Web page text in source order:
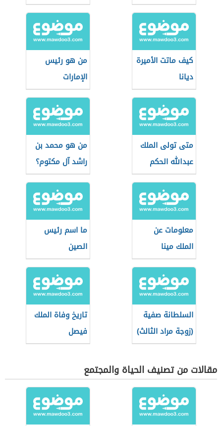
كيف ماتت الأميرة
ديانا
من هو رئيس
الإمارات
متى تولى الملك
عبدالله الحكم
من هو محمد بن
راشد آل مكتوم؟
معلومات عن
الملك مينا
ما اسم رئيس
الصين
السلطانة صفية
(زوجة مراد الثالث)
تاريخ وفاة الملك
فيصل
مقالات من تصنيف الحياة والمجتمع